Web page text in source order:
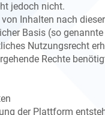
jedoch nicht.
von Inhalten nach
Basis (so genannte
Nutzungsrecht
Rechte
der Plattform